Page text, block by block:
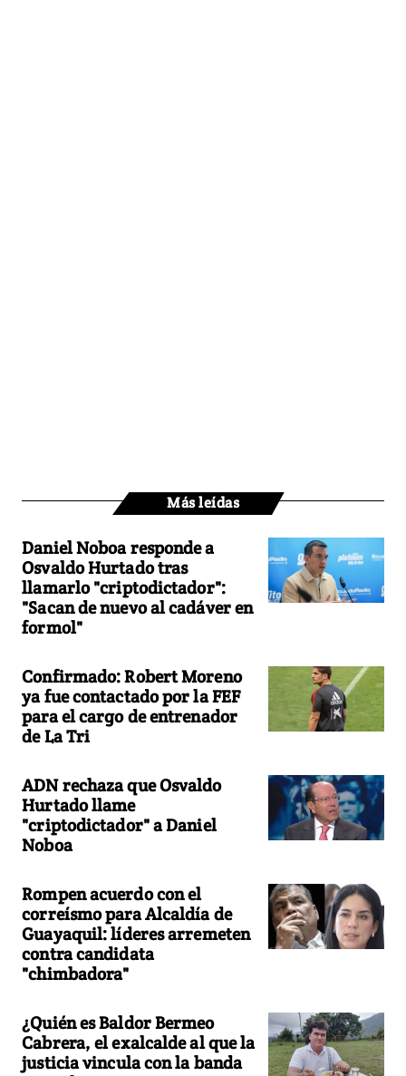
Más leídas
Daniel Noboa responde a
Osvaldo Hurtado tras
llamarlo "criptodictador":
"Sacan de nuevo al cadáver en
formol"
Confirmado: Robert Moreno
ya fue contactado por la FEF
para el cargo de entrenador
de La Tri
ADN rechaza que Osvaldo
Hurtado llame
"criptodictador" a Daniel
Noboa
Rompen acuerdo con el
correísmo para Alcaldía de
Guayaquil: líderes arremeten
contra candidata
"chimbadora"
¿Quién es Baldor Bermeo
Cabrera, el exalcalde al que la
justicia vincula con la banda